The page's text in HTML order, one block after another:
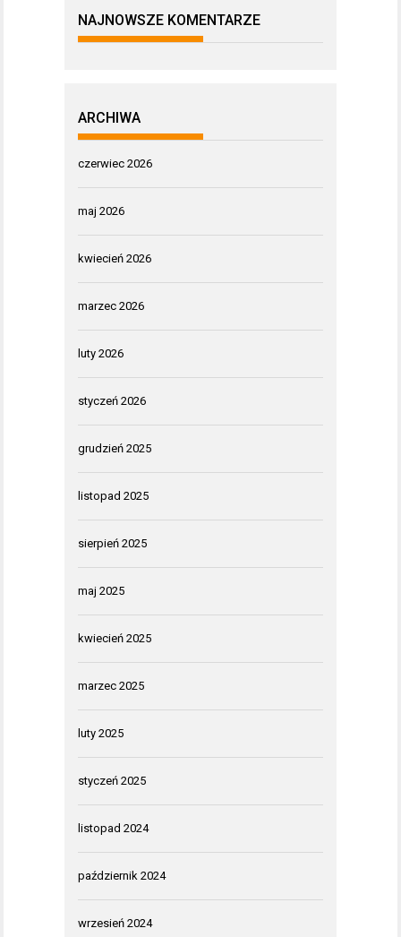
NAJNOWSZE KOMENTARZE
ARCHIWA
czerwiec 2026
maj 2026
kwiecień 2026
marzec 2026
luty 2026
styczeń 2026
grudzień 2025
listopad 2025
sierpień 2025
maj 2025
kwiecień 2025
marzec 2025
luty 2025
styczeń 2025
listopad 2024
październik 2024
wrzesień 2024